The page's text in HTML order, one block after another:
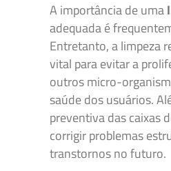
A importância de uma
adequada é
Entretanto, a limpeza
vital para evitar a
outros micro-
saúde dos usuários.
preventiva das caixas
corrigir problemas
transtornos no futuro.